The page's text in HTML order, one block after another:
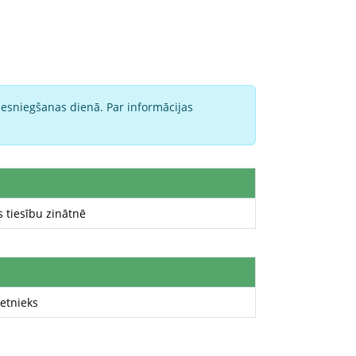
dienā. Par informācijas
tiesību zinātnē